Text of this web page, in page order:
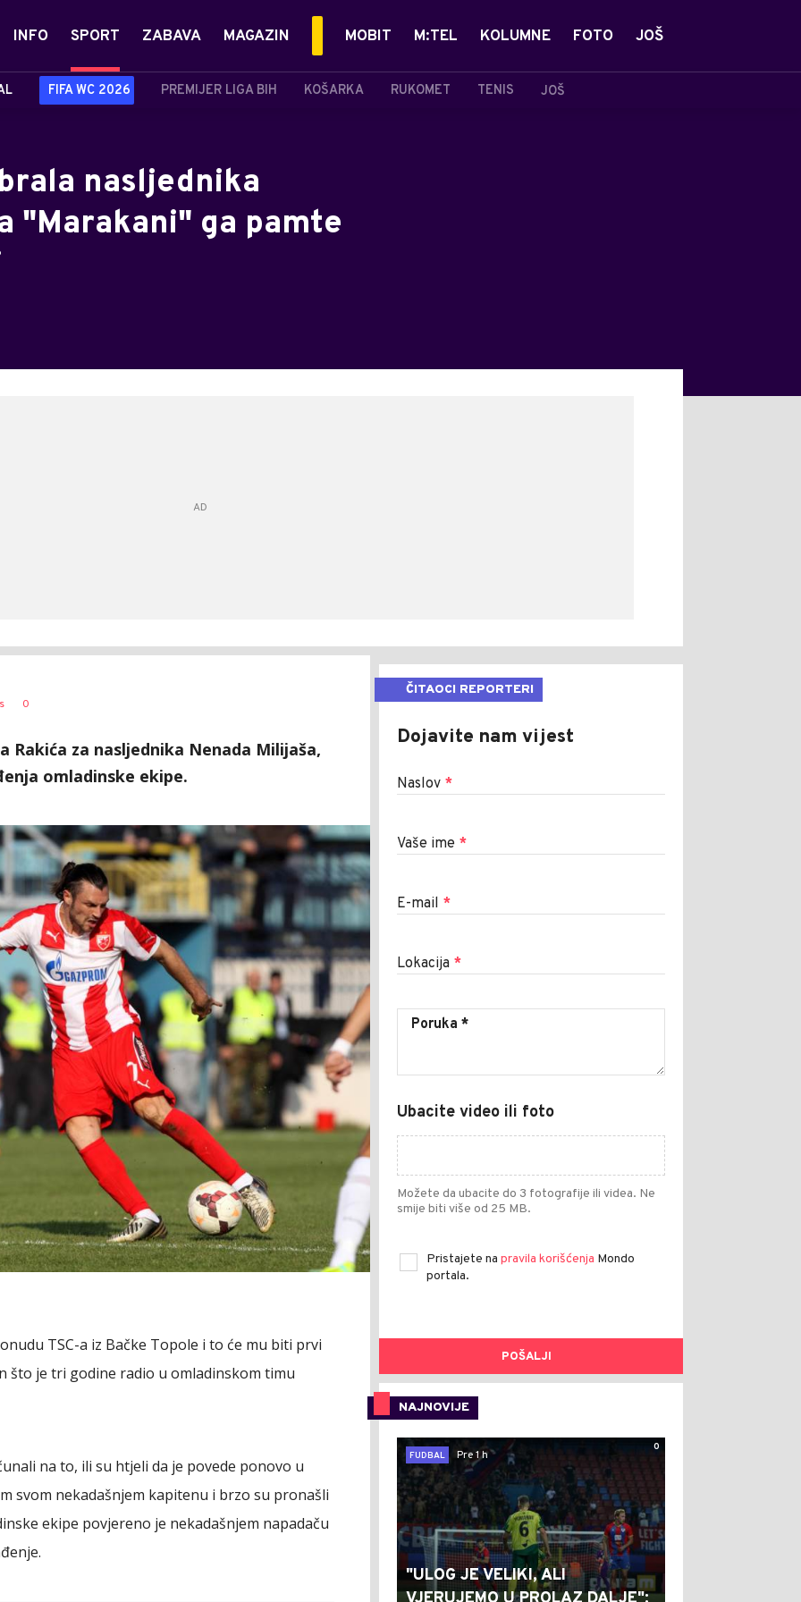
INFO SPORT
FIFA WC 2026 PREMIJER LIGA BIH KOŠARKA RUKOMET TENIS JOŠ
ZABAVA MAGAZIN MOBIT M:TEL KOLUMNE FOTO JOŠ
nasljednika
"Marakani" ga pamte
0
Rakića za nasljednika Nenada Milijaša,
omladinske ekipe.
TSC-a iz Bačke Topole i to će mu biti prvi
što je tri godine radio u omladinskom timu
na to, ili su htjeli da je povede ponovo u
svom nekadašnjem kapitenu i brzo su pronašli
ekipe povjereno je nekadašnjem napadaču
ČITAOCI REPORTERI
Dojavite nam vijest
Naslov *
Vaše ime *
E-mail *
Lokacija *
Ubacite video ili foto
Možete da ubacite do 3 fotografije ili videa. Ne
smije biti više od 25 MB.
Pristajete na pravila korišćenja Mondo
portala.
POŠALJI
NAJNOVIJE
0
FUDBAL
Pre 1 h
"ULOG JE VELIKI, ALI